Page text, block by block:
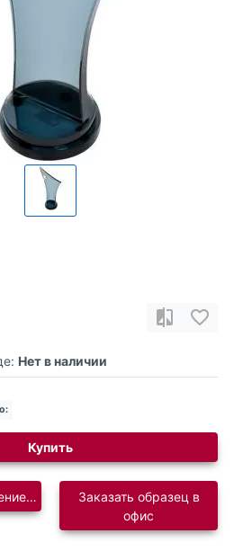
Нет в наличии
Купить
логотипаЗаказать образец в
офис